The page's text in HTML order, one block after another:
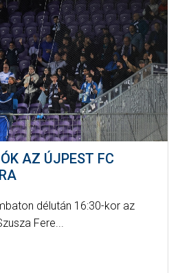
AZ ÚJPEST FC
délután 16:30-kor az
Fere...